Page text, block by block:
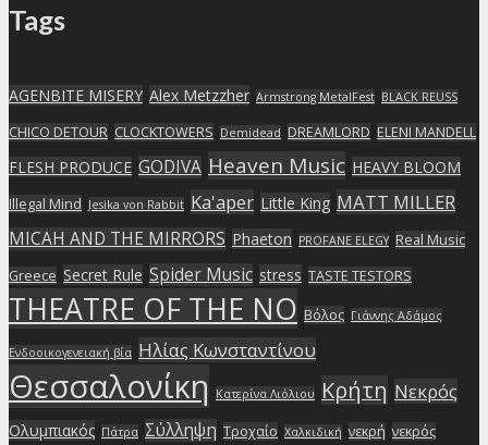
Tags
AGENBITE MISERY Alex Metzzher Armstrong MetalFest BLACK REUSS
CHICO DETOUR CLOCKTOWERS Demidead DREAMLORD ELENI MANDELL
FLESH PRODUCE GODIVA Heaven Music HEAVY BLOOM
Illegal Mind Jesika von Rabbit Ka'aper Little King MATT MILLER
MICAH AND THE MIRRORS Phaeton PROFANE ELEGY Real Music
Greece Secret Rule Spider Music stress TASTE TESTORS
THEATRE OF THE NO Βόλος Γιάννης Αδάμος
Ενδοοικογενειακή βία Ηλίας Κωνσταντίνου
Θεσσαλονίκη Κατερίνα Λιόλιου Κρήτη Νεκρός
Ολυμπιακός Πάτρα Σύλληψη Τροχαίο Χαλκιδική νεκρή νεκρός